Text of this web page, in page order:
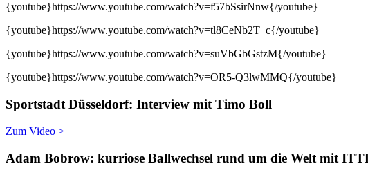
{youtube}https://www.youtube.com/watch?v=f57bSsirNnw{/youtube}
{youtube}https://www.youtube.com/watch?v=tl8CeNb2T_c{/youtube}
{youtube}https://www.youtube.com/watch?v=suVbGbGstzM{/youtube}
{youtube}https://www.youtube.com/watch?v=OR5-Q3lwMMQ{/youtube}
Sportstadt Düsseldorf: Interview mit Timo Boll
Zum Video >
Adam Bobrow: kurriose Ballwechsel rund um die Welt mit